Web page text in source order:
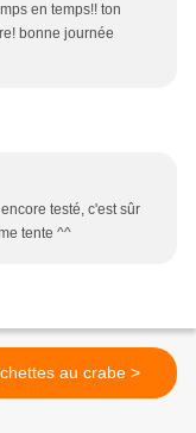
en temps!! ton
bonne journée
testé, c'est sûr
tente ^^
Quichettes au crabe >